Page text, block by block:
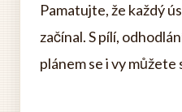
Pamatujte, že každý
začínal. S pílí,
plánem se i vy můžete